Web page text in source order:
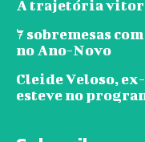
A trajetória
7 sobremesas
no Ano-Novo
Cleide Veloso,
esteve no